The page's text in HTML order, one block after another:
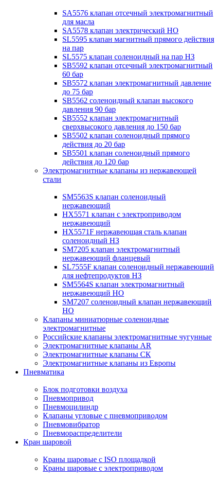
SA5576 клапан отсечный электромагнитный
для масла
SA5578 клапан электрический НО
SL5595 клапан магнитный прямого действия
на пар
SL5575 клапан соленоидный на пар НЗ
SB5592 клапан отсечный электромагнитный
60 бар
SB5572 клапан электромагнитный давление
до 75 бар
SB5562 соленоидный клапан высокого
давления 90 бар
SB5552 клапан электромагнитный
сверхвысокого давления до 150 бар
SB5502 клапан соленоидный прямого
действия до 20 бар
SB5501 клапан соленоидный прямого
действия до 120 бар
Электромагнитные клапаны из нержавеющей
стали
SM5563S клапан соленоидный
нержавеющий
HX5571 клапан с электроприводом
нержавеющий
HX5571F нержавеющая сталь клапан
соленоидный НЗ
SM7205 клапан электромагнитный
нержавеющий фланцевый
SL7555F клапан соленоидный нержавеющий
для нефтепродуктов НЗ
SM5564S клапан электромагнитный
нержавеющий НО
SM7207 соленоидный клапан нержавеющий
НО
Клапаны миниатюрные соленоидные
электромагнитные
Российские клапаны электромагнитные чугунные
Электромагнитные клапаны AR
Электромагнитные клапаны СК
Электромагнитные клапаны из Европы
Пневматика
Блок подготовки воздуха
Пневмопривод
Пневмоцилиндр
Клапаны угловые с пневмоприводом
Пневмовибратор
Пневмораспределители
Кран шаровой
Краны шаровые с ISO площадкой
Краны шаровые с электроприводом